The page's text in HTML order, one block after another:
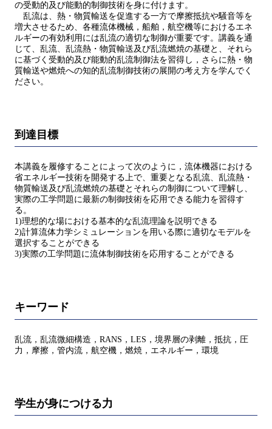
の受動的及び能動的制御技術を身に付けます。
乱流は、熱・物質輸送を促進する一方で摩擦抵抗や騒音等を
増大させるため、各種流体機械，船舶，航空機等におけるエネ
ルギーの有効利用には乱流の適切な制御が重要です。講義を通
じて、乱流、乱流熱・物質輸送及び乱流燃焼の基礎と、それら
に基づく受動的及び能動的乱流制御法を習得し，さらに熱・物
質輸送や燃焼への知的乱流制御技術の展開の考え方を学んでく
ださい。
到達目標
本講義を履修することによって次のように，流体機器における
省エネルギー技術を開発する上で、重要となる乱流、乱流熱・
物質輸送及び乱流燃焼の基礎とそれらの制御について理解し、
実際の工学問題に最新の制御技術を応用できる能力を習得す
る。
1)理想的な場における基本的な乱流理論を説明できる
2)計算流体力学シミュレーションを用いる際に適切なモデルを
選択することができる
3)実際の工学問題に流体制御技術を応用することができる
キーワード
乱流，乱流微細構造，RANS，LES，境界層の剥離，抵抗，圧
力，摩擦，管内流，航空機，燃焼，エネルギー，環境
学生が身につける力